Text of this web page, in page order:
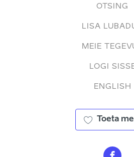
OTSING
LISA
MEIE
LOGI
ENGLISH
Toeta